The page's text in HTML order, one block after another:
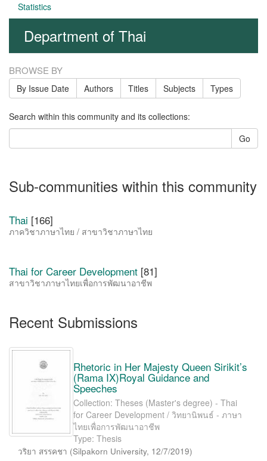
Statistics
Department of Thai
BROWSE BY
By Issue Date Authors Titles Subjects Types
Search within this community and its collections:
Go
Sub-communities within this community
Thai [166]
ภาควิชาภาษาไทย / สาขาวิชาภาษาไทย
Thai for Career Development [81]
สาขาวิชาภาษาไทยเพื่อการพัฒนาอาชีพ
Recent Submissions
Rhetoric in Her Majesty Queen Sirikit’s
(Rama IX)Royal Guidance and
Speeches
Collection: Theses (Master's degree) - Thai
for Career Development / วิทยานิพนธ์ - ภาษา
ไทยเพื่อการพัฒนาอาชีพ
Type: Thesis
วริยา สรรคชา (Silpakorn University, 12/7/2019)